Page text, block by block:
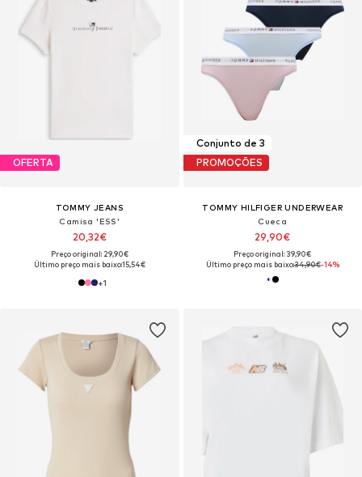
OFERTA
TOMMY JEANS
Camisa 'ESS'
20,32€
Preço original: 29,90€
Último preço mais baixo:15,54€
+1
Conjunto de 3
PROMOÇÕES
TOMMY HILFIGER UNDERWEAR
Cueca
29,90€
Preço original: 39,90€
Último preço mais baixo:34,90€-14%